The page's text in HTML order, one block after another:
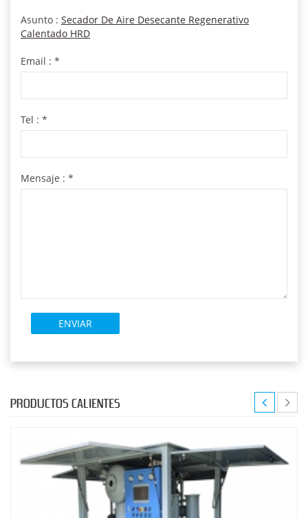
Asunto : Secador De Aire Desecante Regenerativo
Calentado HRD
Email : *
Tel : *
Mensaje : *
PRODUCTOS CALIENTES